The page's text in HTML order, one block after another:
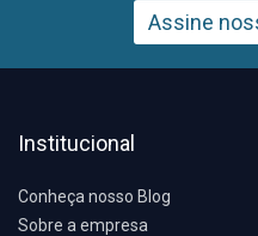
Assine
Institucional
Conheça nosso Blog
Sobre a empresa